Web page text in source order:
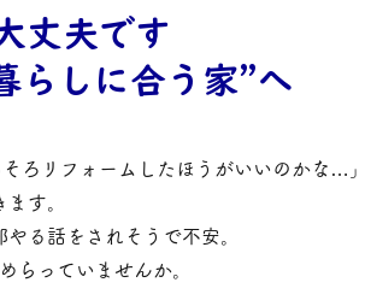
丈夫です
らしに合う家”へ
ろリフォームしたほうがいいのかな…」
す。
る話をされそうで不安。
らっていませんか。